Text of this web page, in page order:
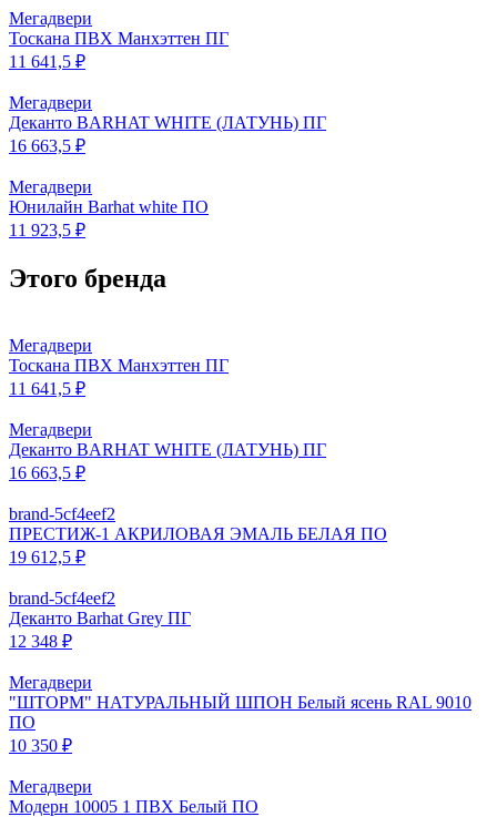
Мегадвери
Тоскана ПВХ Манхэттен ПГ
11 641,5 ₽
Мегадвери
Деканто BARHAT WHITE (ЛАТУНЬ) ПГ
16 663,5 ₽
Мегадвери
Юнилайн Barhat white ПО
11 923,5 ₽
Этого бренда
Мегадвери
Тоскана ПВХ Манхэттен ПГ
11 641,5 ₽
Мегадвери
Деканто BARHAT WHITE (ЛАТУНЬ) ПГ
16 663,5 ₽
brand-5cf4eef2
ПРЕСТИЖ-1 АКРИЛОВАЯ ЭМАЛЬ БЕЛАЯ ПО
19 612,5 ₽
brand-5cf4eef2
Деканто Barhat Grey ПГ
12 348 ₽
Мегадвери
"ШТОРМ" НАТУРАЛЬНЫЙ ШПОН Белый ясень RAL 9010
ПО
10 350 ₽
Мегадвери
Модерн 10005 1 ПВХ Белый ПО